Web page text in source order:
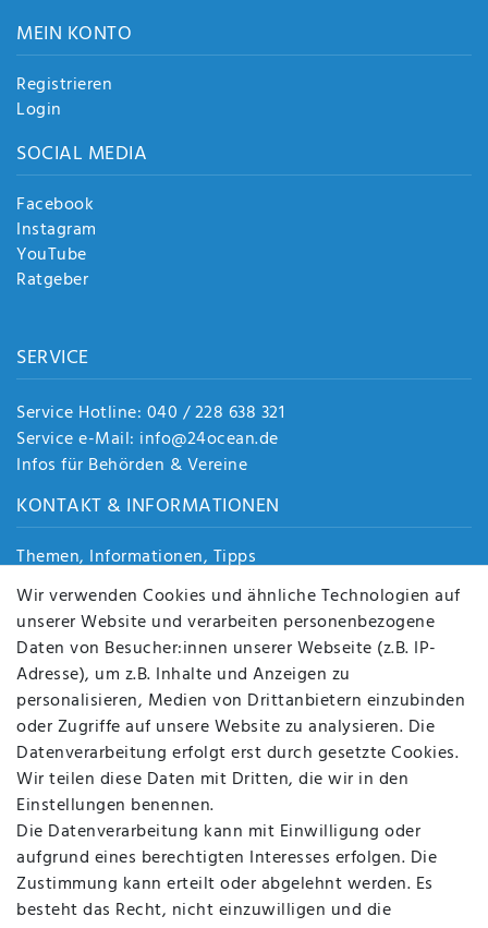
MEIN KONTO
Registrieren
Login
SOCIAL MEDIA
Facebook
Instagram
YouTube
Ratgeber
SERVICE
Service Hotline: 040 / 228 638 321
Service e-Mail: info@24ocean.de
Infos für Behörden & Vereine
KONTAKT & INFORMATIONEN
Themen, Informationen, Tipps
Jobs
Über uns
Kontakt
Datenschutz
AGB
FAQ
Batterieentsorgung
Altölverordnung
Impressum
BEQUEM UND SICHER BEZAHLEN MIT
Wir verwenden Cookies und ähnliche Technologien auf
unserer Website und verarbeiten personenbezogene
Daten von Besucher:innen unserer Webseite (z.B. IP-
Adresse), um z.B. Inhalte und Anzeigen zu
personalisieren, Medien von Drittanbietern einzubinden
oder Zugriffe auf unsere Website zu analysieren. Die
Datenverarbeitung erfolgt erst durch gesetzte Cookies.
Wir teilen diese Daten mit Dritten, die wir in den
Einstellungen benennen.
Die Datenverarbeitung kann mit Einwilligung oder
aufgrund eines berechtigten Interesses erfolgen. Die
Zustimmung kann erteilt oder abgelehnt werden. Es
besteht das Recht, nicht einzuwilligen und die